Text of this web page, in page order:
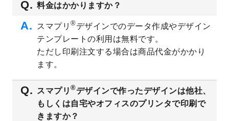
ました。
2023/8/7
【新商品】チケット
が作成できるようにな
りました！
美容・エステのチラシデザインテンプレー
トを追加しました。
いたしました。
2023/6/12
うちわのデザインテンプレート
を公開いた
しました。
料金はかかりますか？
スマプリ ®デザインでのデータ作成やデザイン
テンプレートの利用は無料です。
ただし印刷注文する場合は商品代金がかかり
ます。
スマプリ ®デザインで作ったデザインは他社、
もしくは自宅やオフィスのプリンタで印刷で
きますか？